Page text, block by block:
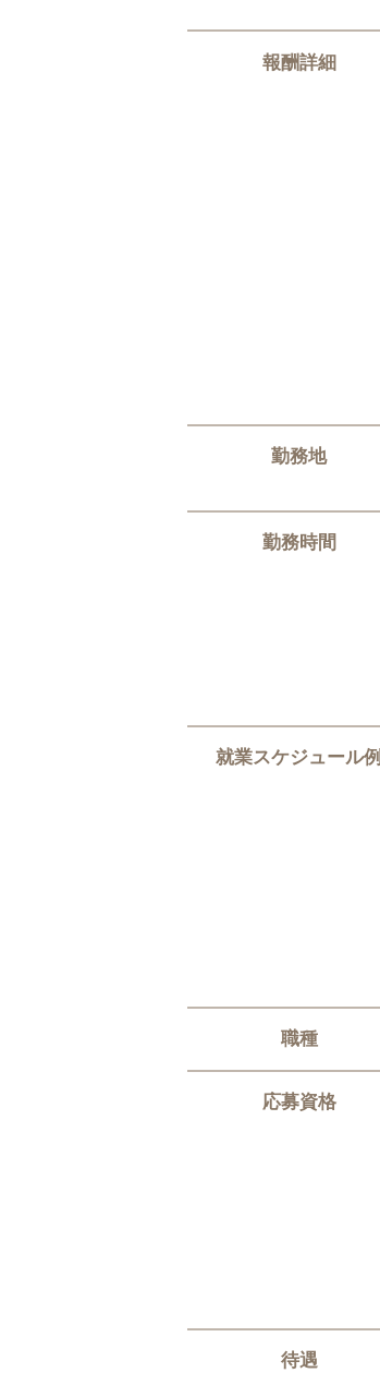
報酬詳細
勤務地
勤務時間
就業スケジュール例
職種
応募資格
待遇